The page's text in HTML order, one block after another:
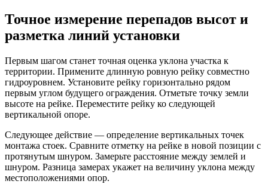
Точное измерение перепадов высот и
разметка линий установки
Первым шагом станет точная оценка уклона участка к
территории. Примените длинную ровную рейку совместно
гидроуровнем. Установите рейку горизонтально рядом
первым углом будущего ограждения. Отметьте точку земли
высоте на рейке. Переместите рейку ко следующей
вертикальной опоре.
Следующее действие — определение вертикальных точек
монтажа стоек. Сравните отметку на рейке в новой позиции с
протянутым шнуром. Замерьте расстояние между землей и
шнуром. Разница замерах укажет на величину уклона между
местоположениями опор.